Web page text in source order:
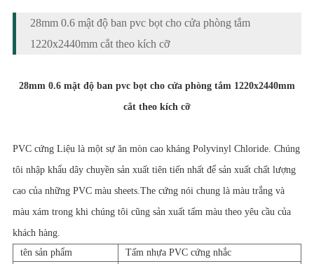
28mm 0.6 mật độ ban pvc bọt cho cửa phòng tắm
1220x2440mm cắt theo kích cỡ
28mm 0.6 mật độ ban pvc bọt cho cửa phòng tắm 1220x2440mm
cắt theo kích cỡ
PVC cứng Liệu là một sự ăn mòn cao kháng Polyvinyl Chloride. Chúng
tôi nhập khẩu dây chuyền sản xuất tiên tiến nhất để sản xuất chất lượng
cao của những PVC màu sheets.The cứng nói chung là màu trắng và
màu xám trong khi chúng tôi cũng sản xuất tấm màu theo yêu cầu của
khách hàng.
tên sản phẩm
Tấm nhựa PVC cứng nhắc